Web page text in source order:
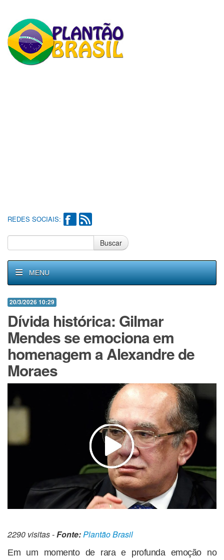
REDES SOCIAIS:
Buscar
MENU
20/3/2026 10:29
Dívida histórica: Gilmar
Mendes se emociona em
homenagem a Alexandre de
Moraes
2290 visitas -Fonte: Plantão Brasil
Em um momento de rara e profunda emoção no